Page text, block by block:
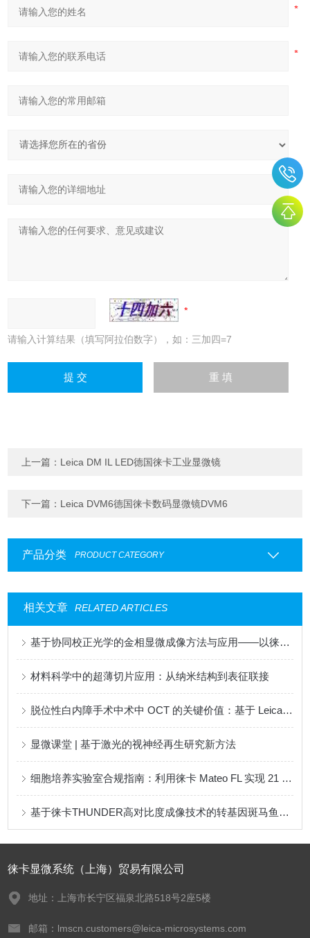
请输入计算结果（填写阿拉伯数字），如：三加四=7
上一篇： Leica DM IL LED德国徕卡工业显微镜
下一篇： Leica DVM6德国徕卡数码显微镜DVM6
产品分类 PRODUCT CATEGORY
相关文章 RELATED ARTICLES
基于协同校正光学的金相显微成像方法与应用——以徕卡显微系统（Leica Microsystems）为核心的技术实践
材料科学中的超薄切片应用：从纳米结构到表征联接
脱位性白内障手术中术中 OCT 的关键价值：基于 Leica Microsystems（徕卡显微系统）Proveo 8 的病例示例
显微课堂 | 基于激光的视神经再生研究新方法
细胞培养实验室合规指南：利用徕卡 Mateo FL 实现 21 CFR Part 11 审计追踪与用户管理
基于徕卡THUNDER高对比度成像技术的转基因斑马鱼胚胎筛选应用流程
徕卡显微系统（上海）贸易有限公司
地址：上海市长宁区福泉北路518号2座5楼
邮箱：lmscn.customers@leica-microsystems.com